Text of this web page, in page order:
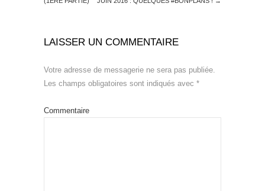
LAISSER UN COMMENTAIRE
Votre adresse de messagerie ne sera pas publiée.
Les champs obligatoires sont indiqués avec *
Commentaire